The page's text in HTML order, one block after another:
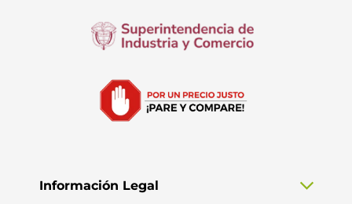
Información Legal